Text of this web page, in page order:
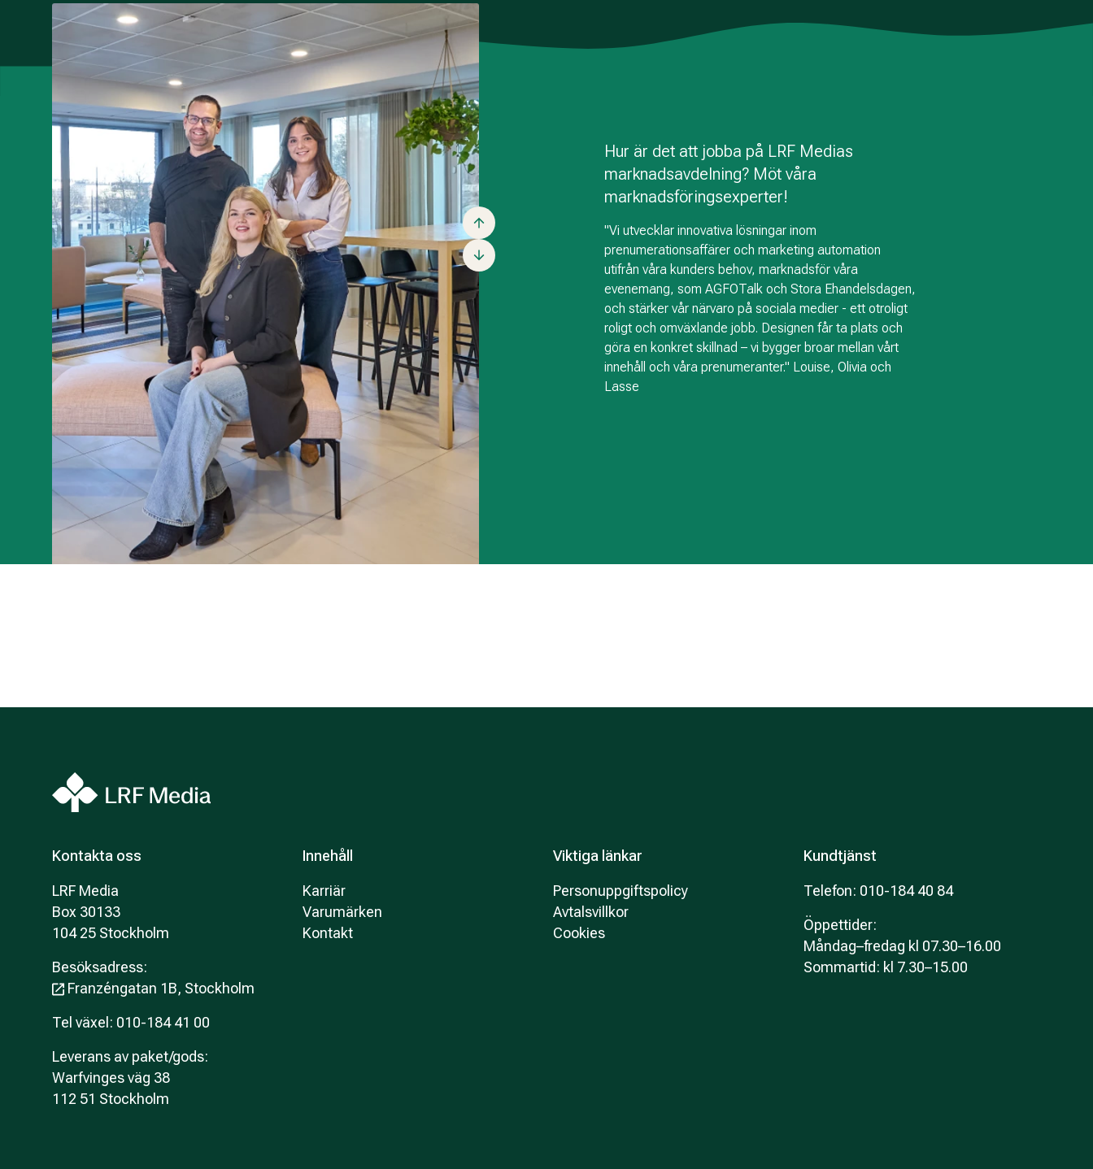
Hur är det att jobba på LRF Medias
marknadsavdelning? Möt våra
marknadsföringsexperter!
"Vi utvecklar innovativa lösningar inom
prenumerationsaffärer och marketing automation
utifrån våra kunders behov, marknadsför våra
evenemang, som AGFOTalk och Stora Ehandelsdagen,
och stärker vår närvaro på sociala medier - ett otroligt
roligt och omväxlande jobb. Designen får ta plats och
göra en konkret skillnad – vi bygger broar mellan vårt
innehåll och våra prenumeranter." Louise, Olivia och
Lasse
Kontakta oss
LRF Media
Box 30133
104 25 Stockholm
Besöksadress:
Franzéngatan 1B, Stockholm
Tel växel: 010-184 41 00
Leverans av paket/gods:
Warfvinges väg 38
112 51 Stockholm
Innehåll
Karriär
Varumärken
Kontakt
Viktiga länkar
Personuppgiftspolicy
Avtalsvillkor
Cookies
Kundtjänst
Telefon: 010-184 40 84
Öppettider:
Måndag–fredag kl 07.30–16.00
Sommartid: kl 7.30–15.00